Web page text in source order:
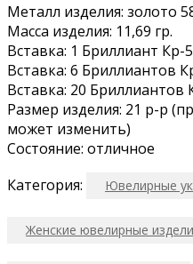
Металл изделия: золото
Масса изделия: 11,69 гр.
Вставка: 1 Бриллиант Кр-
Вставка: 6 Бриллиантов
Вставка: 20 Бриллиантов
Размер изделия: 21 р-р
может изменить)
Состояние: отличное
Категория:
Ювелирные
Женские ювелирные